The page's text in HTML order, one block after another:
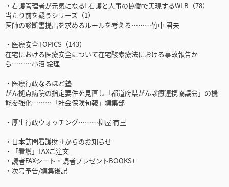
・看護管理者が元気になる! 看護と人事の協働で実現するWLB（78）
当たり前を疑うシリーズ（1）
医師の診断書提出を求めるルールを考える………竹中 君夫
・医療安全TOPICS（143）
在宅における医療安全について在宅酸素療法における事故報告か
ら………小沼 絵理
・医療行政なるほど塾
がん拠点病院の指定要件を見直し「都道府県がん診療連携協議会」の機
能を強化………「社会保険旬報」編集部
・厚生行政ウォッチング………柳屋 有里
・日本訪問看護財団からのお知らせ
・「看護」FAXご注文
・読者FAXシート・読者プレゼントBOOKS+
・次号予告/編集後記